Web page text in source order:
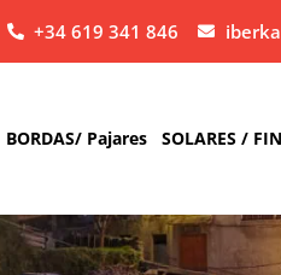
+34 619 341 846
BORDAS/ Pajares SOLARES /